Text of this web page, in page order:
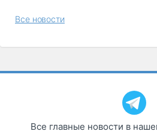
Все новости
Все главные новости в